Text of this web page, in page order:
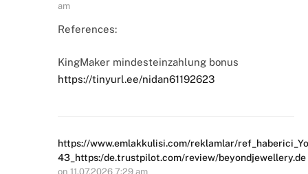
am
References:
KingMaker mindesteinzahlung bonus
https://tinyurl.ee/nidan61192623
https://www.emlakkulisi.com/reklamlar/
43_https:/de.trustpilot.com/review/beyondjewellery.de
on 11.07.2026 7:29 am